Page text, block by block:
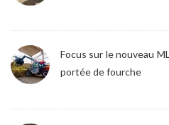
Focus sur le nouveau
portée de fourche